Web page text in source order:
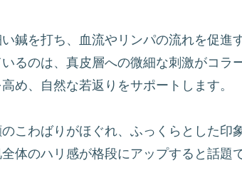
鍼を打ち、血流やリンパの流れを促進
るのは、真皮層への微細な刺激がコラ
め、自然な若返りをサポートします。
こわばりがほぐれ、ふっくらとした印
体のハリ感が格段にアップすると話題